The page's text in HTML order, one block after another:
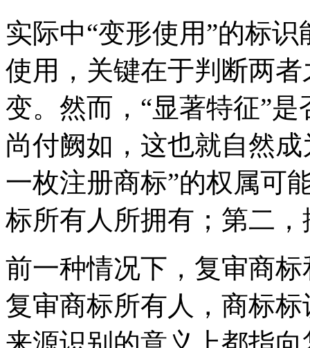
实际中“变形使用”的标
使用，关键在于判断两
变。然而，“显著特征”
尚付阙如，这也就自然
一枚注册商标”的权属可
标所有人所拥有；第二
前一种情况下，复审商
复审商标所有人，商标